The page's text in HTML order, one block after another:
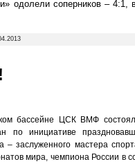
одолели соперников – 4:1,
бассейне ЦСК ВМФ
по инициативе
– заслуженного мастера
мира, чемпиона России в